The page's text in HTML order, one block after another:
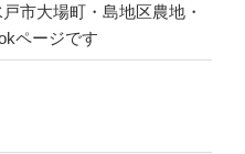
戸市大場町・島地区農地・
ページです